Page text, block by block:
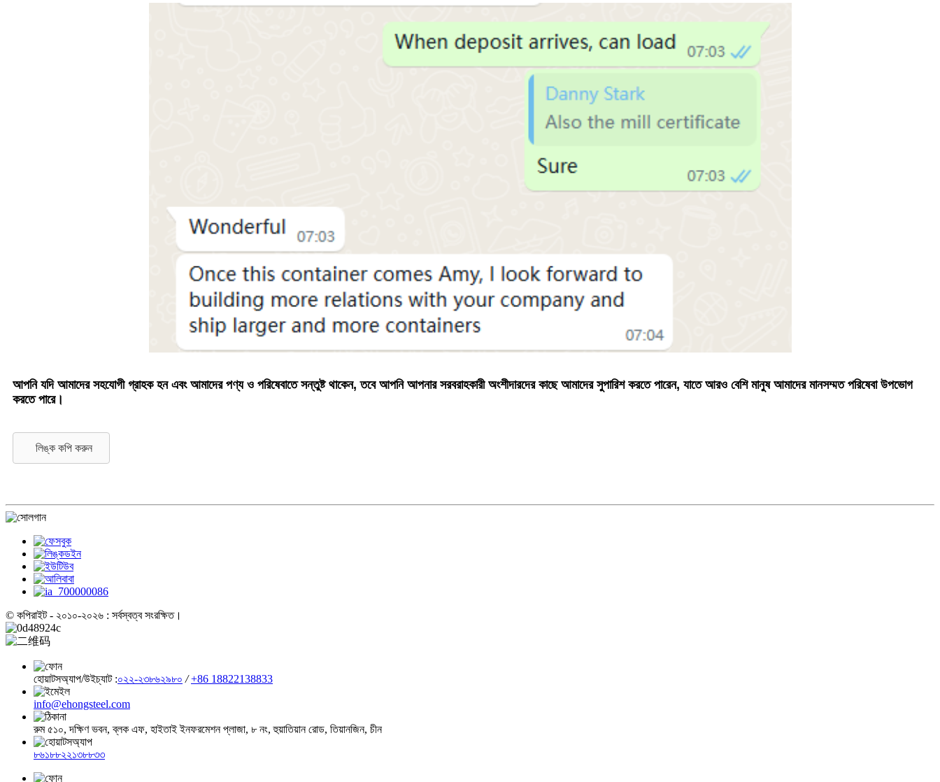
আপনি যদি আমাদের সহযোগী গ্রাহক হন এবং আমাদের পণ্য ও পরিষেবাতে সন্তুষ্ট থাকেন, তবে আপনি আপনার সরবরাহকারী অংশীদারদের কাছে আমাদের সুপারিশ করতে পারেন, যাতে আরও বেশি মানুষ আমাদের মানসম্মত পরিষেবা উপভোগ
করতে পারে।
লিঙ্ক কপি করুন
© কপিরাইট - ২০১০-২০২৬ : সর্বস্বত্ব সংরক্ষিত।
হোয়াটসঅ্যাপ/উইচ্যাট :০২২-২৩৮৬২৯৮০ / +86 18822138833
info@ehongsteel.com
রুম ৫১০, দক্ষিণ ভবন, ব্লক এফ, হাইতাই ইনফরমেশন প্লাজা, ৮ নং, হুয়াতিয়ান রোড, তিয়ানজিন, চীন
৮৬১৮৮২২১৩৮৮৩৩